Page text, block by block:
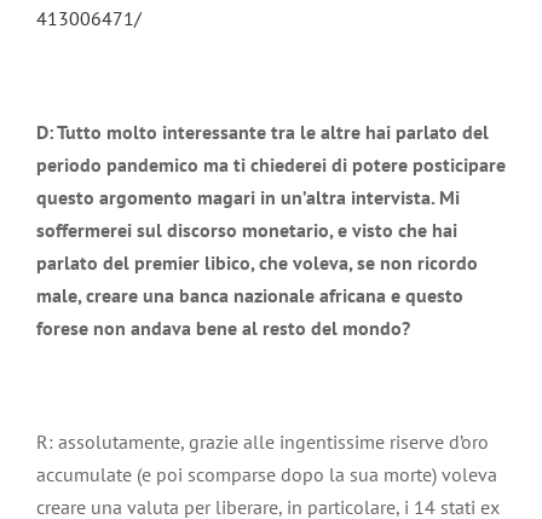
413006471/
D: Tutto molto interessante tra le altre hai parlato del
periodo pandemico ma ti chiederei di potere posticipare
questo argomento magari in un’altra intervista. Mi
soffermerei sul discorso monetario, e visto che hai
parlato del premier libico, che voleva, se non ricordo
male, creare una banca nazionale africana e questo
forese non andava bene al resto del mondo?
R: assolutamente, grazie alle ingentissime riserve d’oro
accumulate (e poi scomparse dopo la sua morte) voleva
creare una valuta per liberare, in particolare, i 14 stati ex